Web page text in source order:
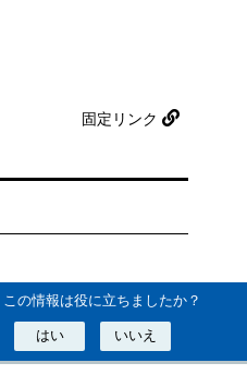
固定リンク
この情報は役に立ちましたか？
はい いいえ